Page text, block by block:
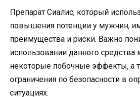
Препарат Сиалис, который
повышения потенции у мужчин,
преимущества и риски. Важно
использовании данного средства
некоторые побочные эффекты, а
ограничения по безопасности в
ситуациях.